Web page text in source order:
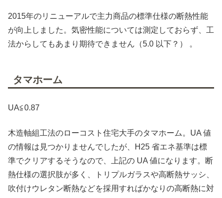
2015年のリニューアルで主力商品の標準仕様の断熱性能
が向上しました。気密性能については測定しておらず、工
法からしてもあまり期待できません（5.0 以下？） 。
タマホーム
UA≦0.87
木造軸組工法のローコスト住宅大手のタマホーム。UA 値
の情報は見つかりませんでしたが、H25 省エネ基準は標
準でクリアするそうなので、上記の UA 値になります。断
熱仕様の選択肢が多く、トリプルガラスや高断熱サッシ、
吹付けウレタン断熱などを採用すればかなりの高断熱に対